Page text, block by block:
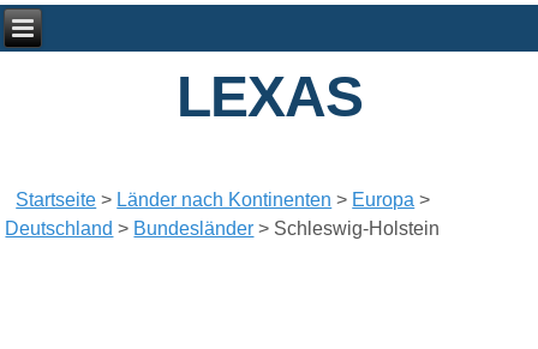
LEXAS
Startseite > Länder nach Kontinenten > Europa >
Deutschland > Bundesländer > Schleswig-Holstein